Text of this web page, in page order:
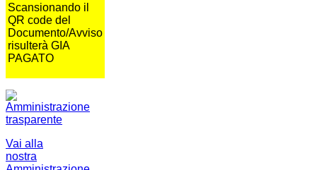
Scansionando il
QR code del
Documento/Avviso
risulterà GIA
PAGATO
Vai alla
nostra